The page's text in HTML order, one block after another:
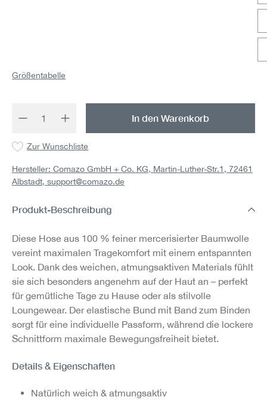
Größentabelle
Produkt Anzahl: Gib den gewünschten
In den Warenkorb
Zur Wunschliste
Hersteller: Comazo GmbH + Co. KG, Martin-Luther-Str.1, 72461
Albstadt, support@comazo.de
Produkt-Beschreibung
Diese Hose aus 100 % feiner mercerisierter Baumwolle
vereint maximalen Tragekomfort mit einem entspannten
Look. Dank des weichen, atmungsaktiven Materials fühlt
sie sich besonders angenehm auf der Haut an – perfekt
für gemütliche Tage zu Hause oder als stilvolle
Loungewear. Der elastische Bund mit Band zum Binden
sorgt für eine individuelle Passform, während die lockere
Schnittform maximale Bewegungsfreiheit bietet.
Details & Eigenschaften
Natürlich weich & atmungsaktiv